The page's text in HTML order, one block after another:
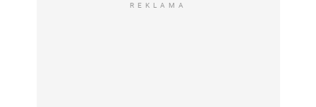
REKLAMA